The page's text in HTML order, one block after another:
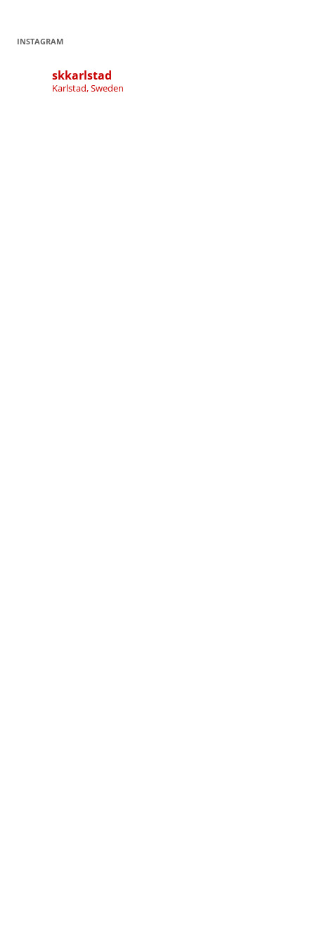
INSTAGRAM
skkarlstad
Karlstad, Sweden